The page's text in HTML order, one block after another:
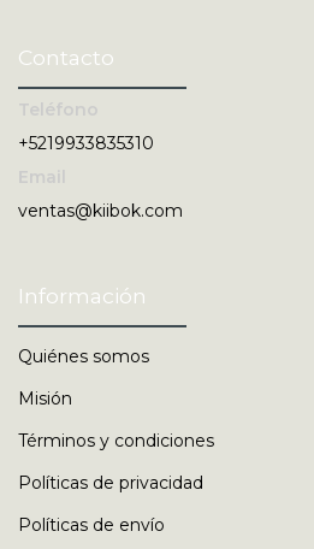
Contacto
+5219933835310
ventas@kiibok.com
Información
Quiénes somos
Misión
Términos y condiciones
Políticas de privacidad
Políticas de envío